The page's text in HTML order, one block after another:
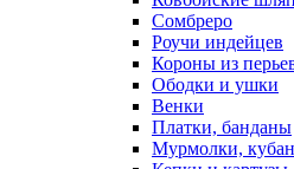
Сомбреро
Роучи индейцев
Короны из
Ободки и ушки
Венки
Платки, банданы
Мурмолки,